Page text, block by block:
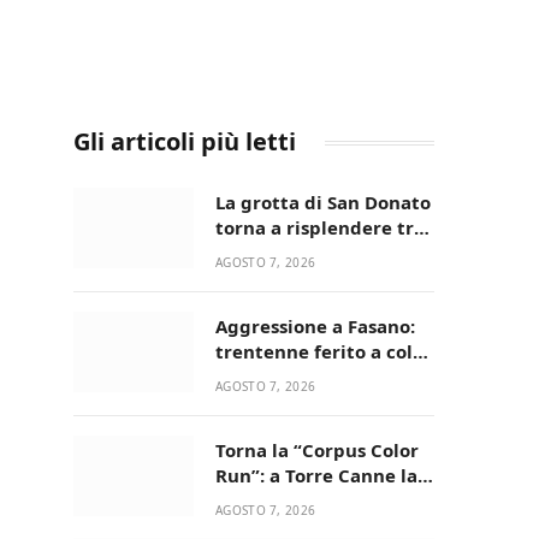
Gli articoli più letti
La grotta di San Donato
torna a risplendere tra
fede, natura e
AGOSTO 7, 2026
Aggressione a Fasano:
trentenne ferito a colpi
di pistola in casa
AGOSTO 7, 2026
Torna la “Corpus Color
Run”: a Torre Canne la
corsa più allegra e
AGOSTO 7, 2026